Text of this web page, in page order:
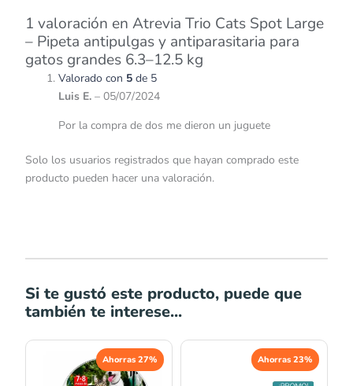
1 valoración en Atrevia Trio Cats Spot Large
– Pipeta antipulgas y antiparasitaria para
gatos grandes 6.3–12.5 kg
Valorado con 5 de 5
Luis E. – 05/07/2024
Por la compra de dos me dieron un juguete
Solo los usuarios registrados que hayan comprado este
producto pueden hacer una valoración.
Si te gustó este producto, puede que
también te interese...
Ahorras 27%
precio
El
precio
Ahorras 23%
precio
El
precio